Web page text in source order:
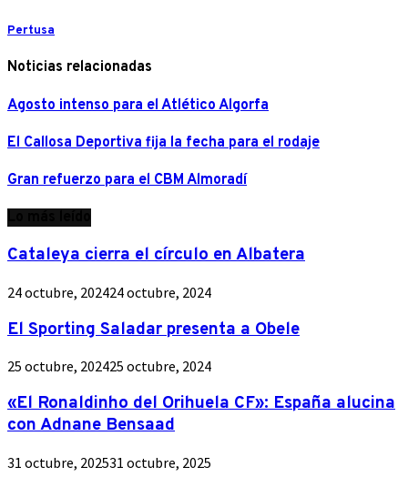
Pertusa
Noticias relacionadas
Agosto intenso para el Atlético Algorfa
El Callosa Deportiva fija la fecha para el rodaje
Gran refuerzo para el CBM Almoradí
Cataleya cierra el círculo en Albatera
24 octubre, 202424 octubre, 2024
El Sporting Saladar presenta a Obele
25 octubre, 202425 octubre, 2024
«El Ronaldinho del Orihuela CF»: España alucina
con Adnane Bensaad
31 octubre, 202531 octubre, 2025